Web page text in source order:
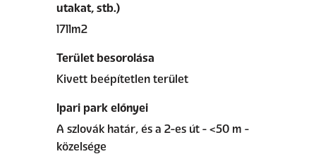
utakat, stb.)
1711m2
Terület besorolása
Kivett beépítetlen terület
Ipari park előnyei
A szlovák határ, és a 2-es út - <50 m -
közelsége